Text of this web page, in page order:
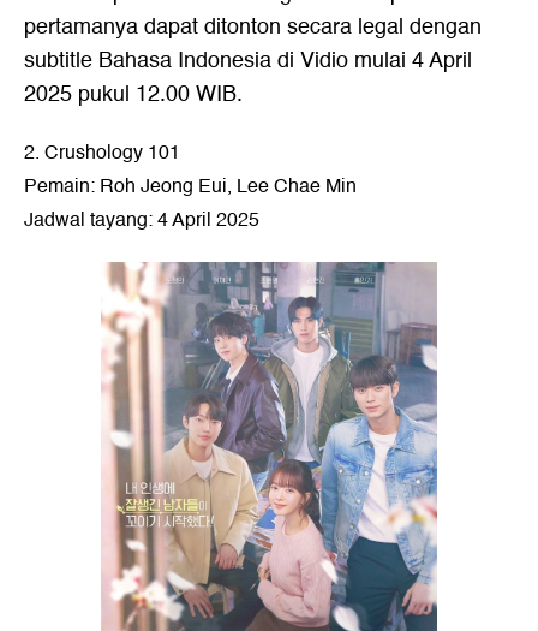
pertamanya dapat ditonton secara legal dengan
subtitle Bahasa Indonesia di Vidio mulai 4 April
2025 pukul 12.00 WIB.
2. Crushology 101
Pemain: Roh Jeong Eui, Lee Chae Min
Jadwal tayang: 4 April 2025